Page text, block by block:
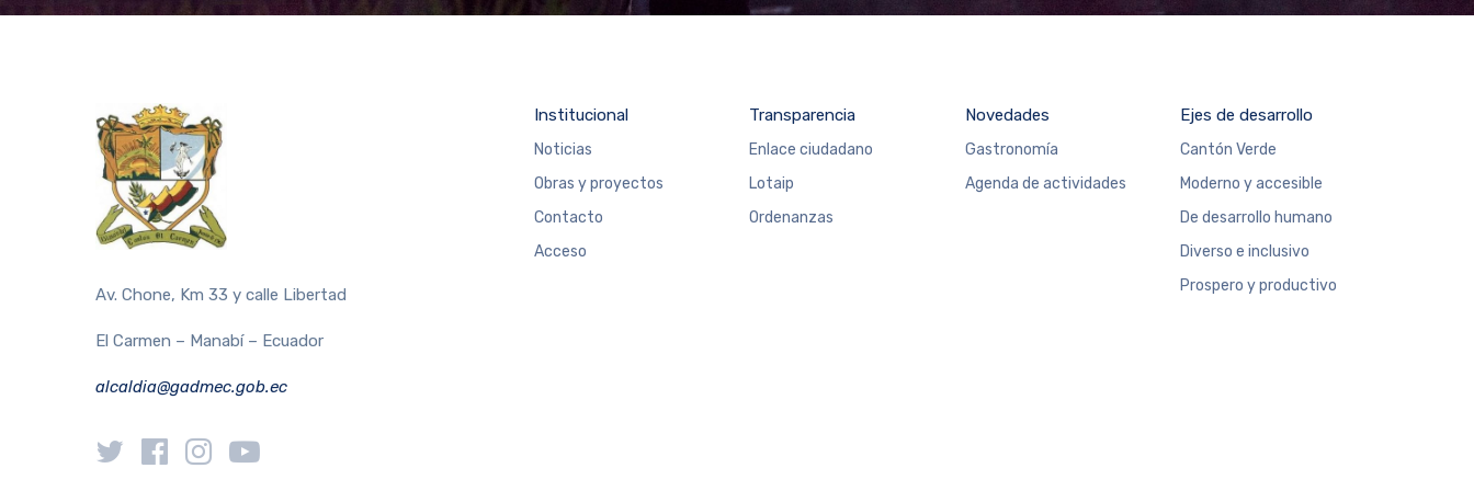
Av. Chone, Km 33 y calle Libertad
El Carmen – Manabí – Ecuador
alcaldia@gadmec.gob.ec
Institucional
Noticias
Obras y proyectos
Contacto
Acceso
Transparencia
Enlace ciudadano
Lotaip
Ordenanzas
Novedades
Gastronomía
Agenda de actividades
Ejes de desarrollo
Cantón Verde
Moderno y accesible
De desarrollo humano
Diverso e inclusivo
Prospero y productivo